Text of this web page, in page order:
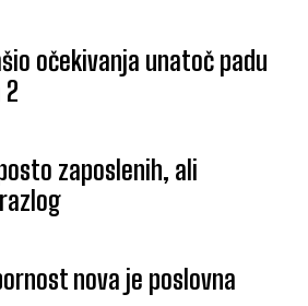
očekivanja unatoč padu
zaposlenih, ali
nova je poslovna